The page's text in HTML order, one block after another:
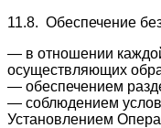
11.8. Обеспечение
— в отношении
осуществляющих
— обеспечением
— соблюдением
Установлением